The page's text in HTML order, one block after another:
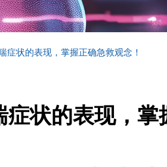
症状的表现，掌握正确急救观念！
状的表现，掌